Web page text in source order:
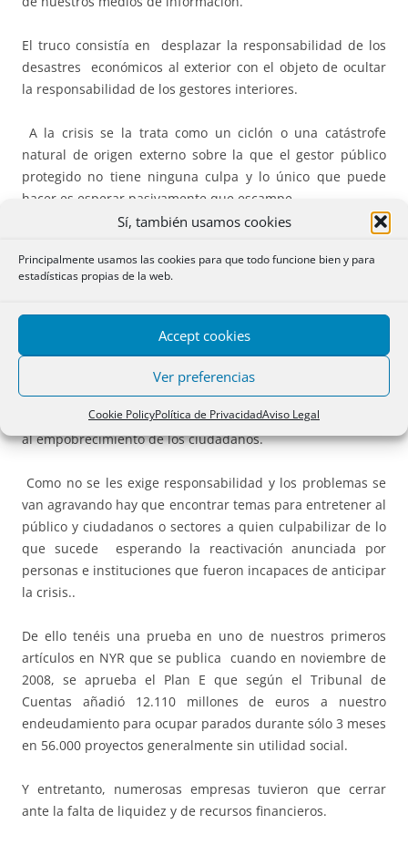
Sí, también usamos cookies
Principalmente usamos las cookies para que todo funcione bien y para
estadísticas propias de la web.
Accept cookies
Ver preferencias
Cookie PolicyPolítica de PrivacidadAviso Legal
El truco consistía en desplazar la responsabilidad de los
desastres económicos al exterior con el objeto de ocultar
la responsabilidad de los gestores interiores.
A la crisis se la trata como un ciclón o una catástrofe
natural de origen externo sobre la que el gestor público
protegido no tiene ninguna culpa y lo único que puede
hacer es esperar pasivamente que escampe.
se realice con diligencia, ya que, al centrar la
responsabilidad en causas ajenas, imposibilita que se
Y como el marco general en que se desenvuelve el sector
productivo no mejora, tampoco lo hace la competitividad
de los productos interiores y, con ello, la solución al paro y
al empobrecimiento de los ciudadanos.
Como no se les exige responsabilidad y los problemas se
van agravando hay que encontrar temas para entretener al
público y ciudadanos o sectores a quien culpabilizar de lo
que sucede esperando la reactivación anunciada por
personas e instituciones que fueron incapaces de anticipar
la crisis..
De ello tenéis una prueba en uno de nuestros primeros
artículos en NYR que se publica cuando en noviembre de
2008, se aprueba el Plan E que según el Tribunal de
Cuentas añadió 12.110 millones de euros a nuestro
endeudamiento para ocupar parados durante sólo 3 meses
en 56.000 proyectos generalmente sin utilidad social.
Y entretanto, numerosas empresas tuvieron que cerrar
ante la falta de liquidez y de recursos financieros.